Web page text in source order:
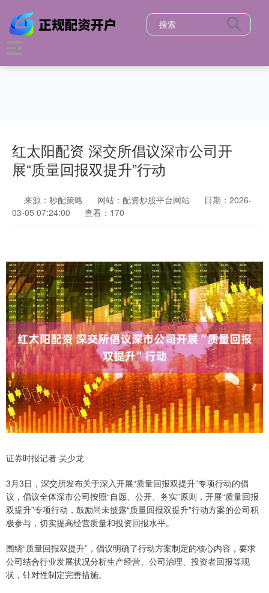
红太阳配资 深交所倡议深市公司开
展“质量回报双提升”行动
来源：秒配策略 网站：配资炒股平台网站
日期：2026-
03-05 07:24:00
查看：170
证券时报记者 吴少龙
3月3日，深交所发布关于深入开展“质量回报双提升”专项行动的倡
议，倡议全体深市公司按照“自愿、公开、务实”原则，开展“质量回报
双提升”专项行动，鼓励尚未披露“质量回报双提升”行动方案的公司积
极参与，切实提高经营质量和投资回报水平。
围绕“质量回报双提升”，倡议明确了行动方案制定的核心内容，要求
公司结合行业发展状况分析生产经营、公司治理、投资者回报等现
状，针对性制定完善措施。